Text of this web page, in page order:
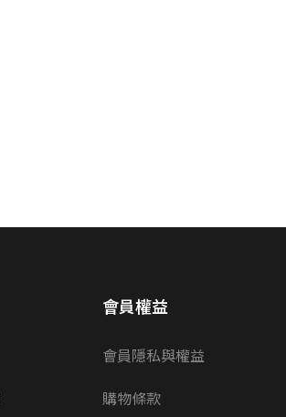
會員權益
會員隱私與權益
購物條款